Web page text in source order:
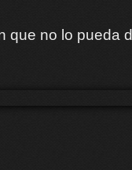
que no lo pueda